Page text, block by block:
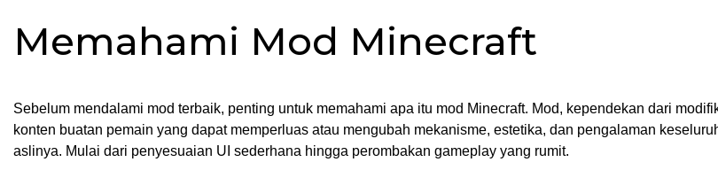
Memahami Mod Minecraft
Sebelum mendalami mod terbaik, penting untuk memahami apa itu mod Minecraft. Mod, kependekan dari
konten buatan pemain yang dapat memperluas atau mengubah mekanisme, estetika, dan pengalaman
aslinya. Mulai dari penyesuaian UI sederhana hingga perombakan gameplay yang rumit.